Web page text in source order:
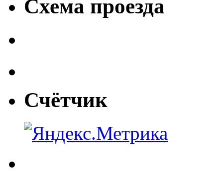
Схема проезда
Счётчик